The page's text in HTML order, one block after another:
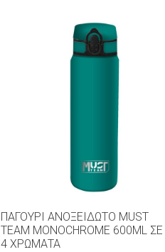
ΠΑΓΟΎΡΙ ΑΝΟΞΕΊΔΩΤΟ MUST
TEAM MONOCHROME 600ML ΣΕ
4 ΧΡΏΜΑΤΑ